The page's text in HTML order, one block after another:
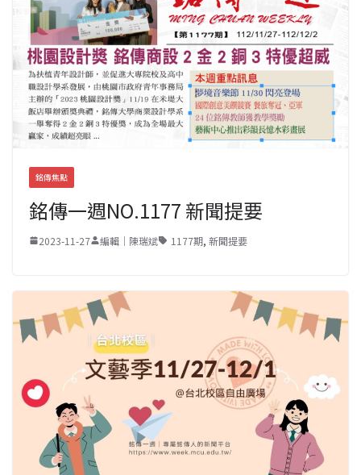
銘傳焦點
銘傳一週NO.1177 新聞提要
2023-11-27 編輯｜陳瑞斌 1177期, 新聞提要